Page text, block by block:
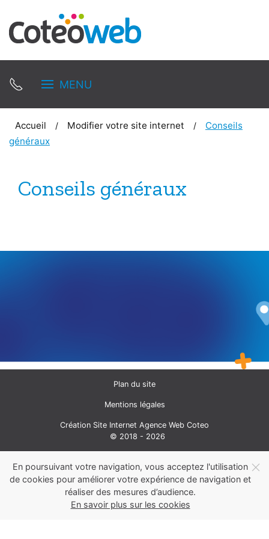
MENU
Accueil Modifier votre site internet
Conseils
généraux
Conseils généraux
Plan du site
Mentions légales
Création Site Internet Agence Web Coteo
© 2018 - 2026
En poursuivant votre navigation, vous acceptez l'utilisation
de cookies pour améliorer votre expérience de navigation et
réaliser des mesures d’audience.
En savoir plus sur les cookies